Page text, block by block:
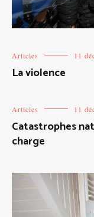
Articles 11
La violence
Articles 11
Catastrophes
charge